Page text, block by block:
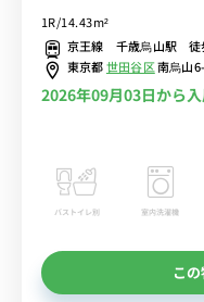
クセス可能！♪■選べるWi-
1R/14.43m²
京王線 千歳烏山駅 徒
東京都世田谷区南烏山
2026年09月03日から
バストイレ別 室内洗濯機
こ